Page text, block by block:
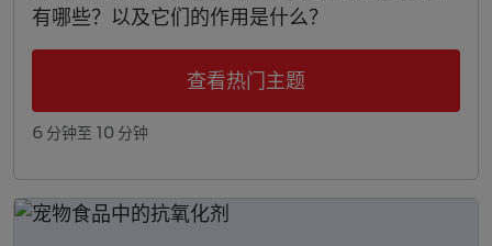
有哪些？以及它们的作用是什么？
查看热门主题
6 分钟至 10 分钟